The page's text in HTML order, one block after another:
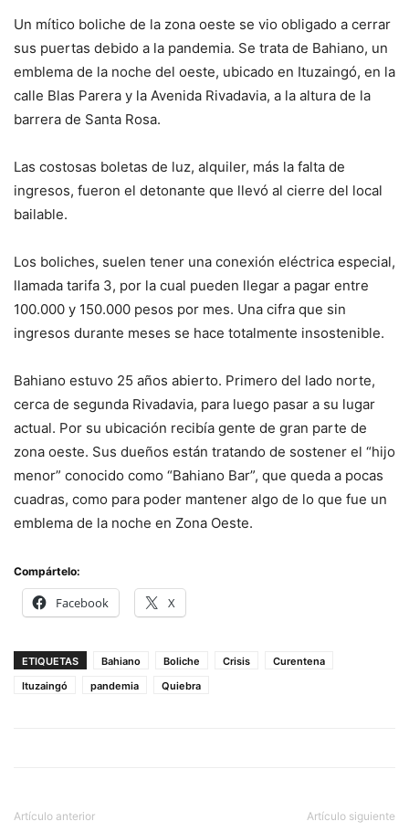
Un mítico boliche de la zona oeste se vio obligado a cerrar
sus puertas debido a la pandemia. Se trata de Bahiano, un
emblema de la noche del oeste, ubicado en Ituzaingó, en la
calle Blas Parera y la Avenida Rivadavia, a la altura de la
barrera de Santa Rosa.
Las costosas boletas de luz, alquiler, más la falta de
ingresos, fueron el detonante que llevó al cierre del local
bailable.
Los boliches, suelen tener una conexión eléctrica especial,
llamada tarifa 3, por la cual pueden llegar a pagar entre
100.000 y 150.000 pesos por mes. Una cifra que sin
ingresos durante meses se hace totalmente insostenible.
Bahiano estuvo 25 años abierto. Primero del lado norte,
cerca de segunda Rivadavia, para luego pasar a su lugar
actual. Por su ubicación recibía gente de gran parte de
zona oeste. Sus dueños están tratando de sostener el “hijo
menor” conocido como “Bahiano Bar”, que queda a pocas
cuadras, como para poder mantener algo de lo que fue un
emblema de la noche en Zona Oeste.
Compártelo:
Facebook X
ETIQUETAS Bahiano Boliche Crisis
Curentena
Ituzaingó
pandemia Quiebra
Artículo anterior Artículo siguiente